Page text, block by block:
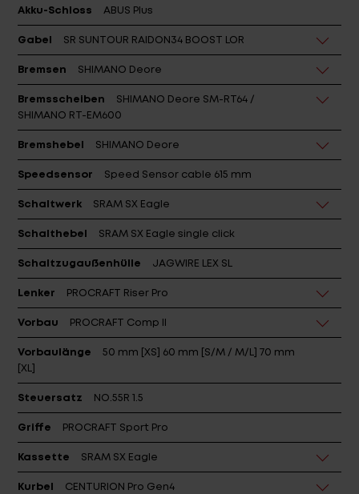
Akku-Schloss ABUS Plus
Gabel SR SUNTOUR RAIDON34 BOOST LOR
Bremsen SHIMANO Deore
Bremsscheiben
SHIMANO Deore SM-RT64 /
SHIMANO RT-EM600
Bremshebel SHIMANO Deore
Speedsensor Speed Sensor cable 615 mm
Schaltwerk SRAM SX Eagle
Schalthebel SRAM SX Eagle single click
Schaltzugaußenhülle JAGWIRE LEX SL
Lenker PROCRAFT Riser Pro
Vorbau PROCRAFT Comp II
Vorbaulänge
50 mm [XS] 60 mm [S/M / M/L] 70 mm
[XL]
Steuersatz NO.55R 1.5
Griffe PROCRAFT Sport Pro
Kassette SRAM SX Eagle
Kurbel CENTURION Pro Gen4